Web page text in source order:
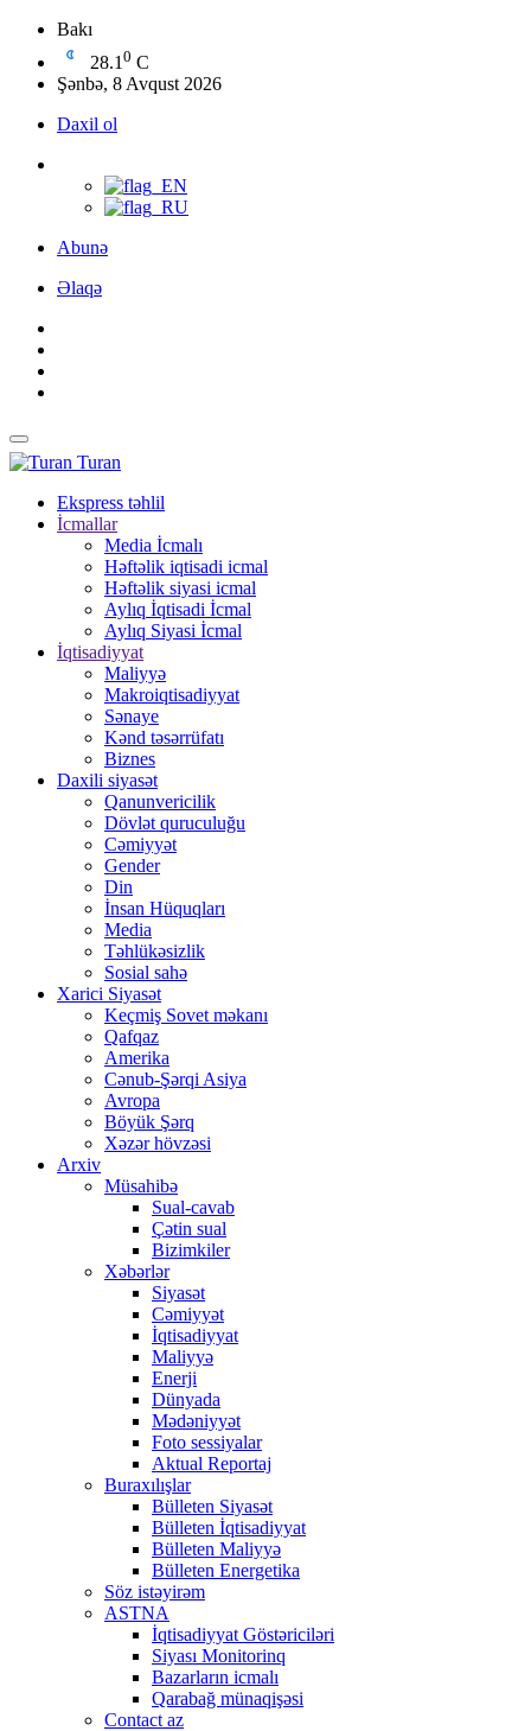
Bakı
28.1 0 C
Şənbə, 8 Avqust 2026
Daxil ol
Abunə
Əlaqə
Turan
Ekspress təhlil
İcmallar
Media İcmalı
Həftəlik iqtisadi icmal
Həftəlik siyasi icmal
Aylıq İqtisadi İcmal
Aylıq Siyasi İcmal
İqtisadiyyat
Maliyyə
Makroiqtisadiyyat
Sənaye
Kənd təsərrüfatı
Biznes
Daxili siyasət
Qanunvericilik
Dövlət quruculuğu
Cəmiyyət
Gender
Din
İnsan Hüquqları
Media
Təhlükəsizlik
Sosial sahə
Xarici Siyasət
Keçmiş Sovet məkanı
Qafqaz
Amerika
Cənub-Şərqi Asiya
Avropa
Böyük Şərq
Xəzər hövzəsi
Arxiv
Müsahibə
Sual-cavab
Çətin sual
Bizimkiler
Xəbərlər
Siyasət
Cəmiyyət
İqtisadiyyat
Maliyyə
Enerji
Dünyada
Mədəniyyət
Foto sessiyalar
Aktual Reportaj
Buraxılışlar
Bülleten Siyasət
Bülleten İqtisadiyyat
Bülleten Maliyyə
Bülleten Energetika
Söz istəyirəm
ASTNA
İqtisadiyyat Göstəriciləri
Siyası Monitorinq
Bazarların icmalı
Qarabağ münaqişəsi
Contact az